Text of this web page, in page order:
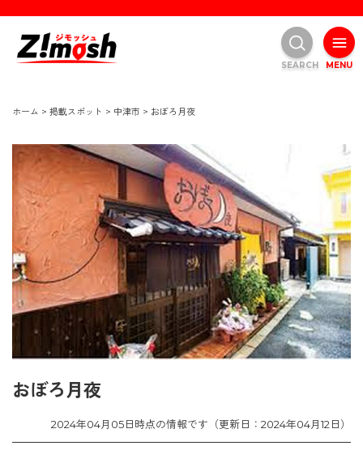
ホーム > 掲載スポット > 中津市 > おぼろ月夜
おぼろ月夜
2024年04月05日時点の情報です（更新日：2024年04月12日）
MENU
SEARCH